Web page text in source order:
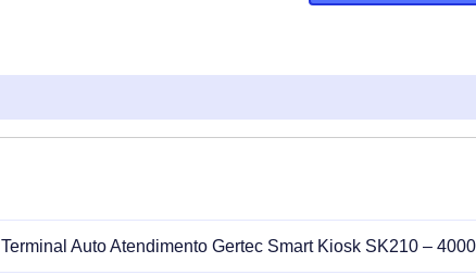
Terminal Auto Atendimento Gertec Smart Kiosk SK210 –